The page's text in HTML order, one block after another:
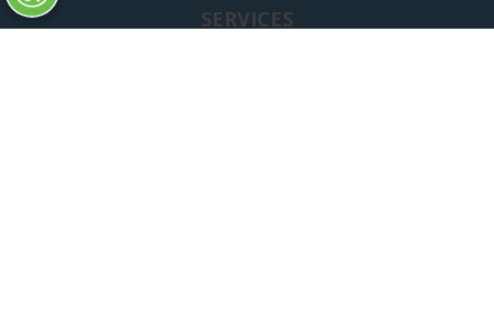
SERVICES